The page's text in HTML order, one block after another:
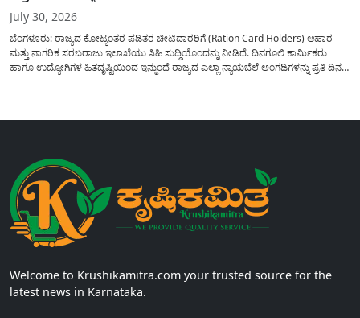
July 30, 2026
ಬೆಂಗಳೂರು: ರಾಜ್ಯದ ಕೋಟ್ಯಂತರ ಪಡಿತರ ಚೀಟಿದಾರರಿಗೆ (Ration Card Holders) ಆಹಾರ
ಮತ್ತು ನಾಗರಿಕ ಸರಬರಾಜು ಇಲಾಖೆಯು ಸಿಹಿ ಸುದ್ದಿಯೊಂದನ್ನು ನೀಡಿದೆ. ದಿನಗೂಲಿ ಕಾರ್ಮಿಕರು
ಹಾಗೂ ಉದ್ಯೋಗಿಗಳ ಹಿತದೃಷ್ಟಿಯಿಂದ ಇನ್ಮುಂದೆ ರಾಜ್ಯದ ಎಲ್ಲಾ ನ್ಯಾಯಬೆಲೆ ಅಂಗಡಿಗಳನ್ನು ಪ್ರತಿ ದಿನ
Welcome to Krushikamitra.com your trusted source for the
latest news in Karnataka.